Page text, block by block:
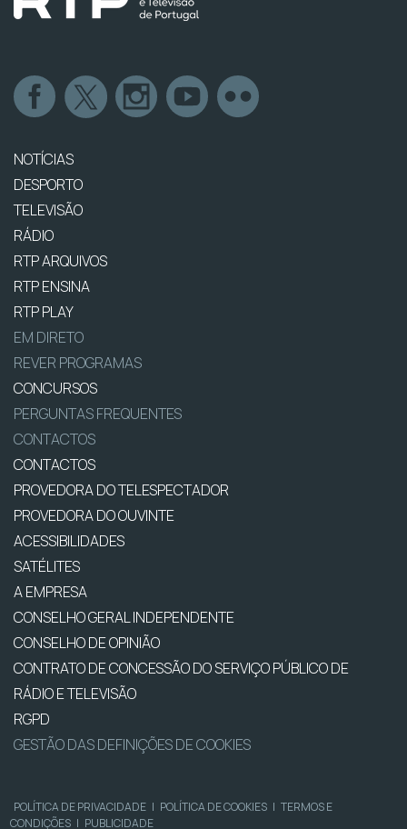
NOTÍCIAS
DESPORTO
TELEVISÃO
RÁDIO
RTP ARQUIVOS
RTP ENSINA
RTP PLAY
EM DIRETO
REVER PROGRAMAS
CONCURSOS
PERGUNTAS FREQUENTES
CONTACTOS
CONTACTOS
PROVEDORA DO TELESPECTADOR
PROVEDORA DO OUVINTE
ACESSIBILIDADES
SATÉLITES
A EMPRESA
CONSELHO GERAL INDEPENDENTE
CONSELHO DE OPINIÃO
CONTRATO DE CONCESSÃO DO SERVIÇO PÚBLICO DE
RÁDIO E TELEVISÃO
RGPD
GESTÃO DAS DEFINIÇÕES DE COOKIES
POLÍTICA DE PRIVACIDADE | POLÍTICA DE COOKIES | TERMOS E
CONDIÇÕES | PUBLICIDADE